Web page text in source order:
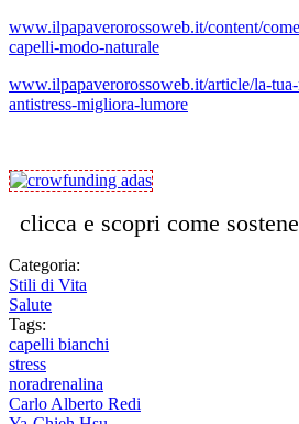
www.ilpapaverorossoweb.it/content/
capelli-modo-naturale
www.ilpapaverorossoweb.it/article/la-
antistress-migliora-lumore
clicca e scopri come
Categoria:
Stili di Vita
Salute
Tags:
capelli bianchi
stress
noradrenalina
Carlo Alberto Redi